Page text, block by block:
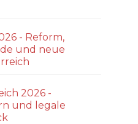
- Reform,
und neue
2026 -
und legale